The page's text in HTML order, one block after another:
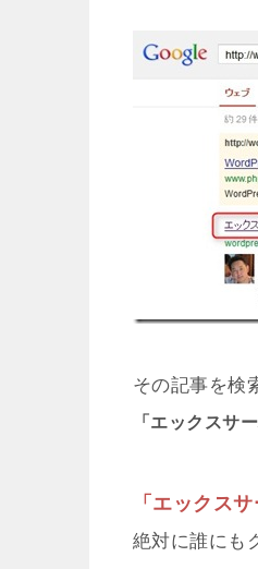
その記事を検
「エックスサ
「エックス
絶対に誰にも